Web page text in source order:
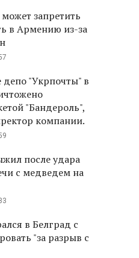
запретить
в Армению из-за
депо "Укрпочты" в
"Бандероль",
компании.
после удара
с медведем на
в Белград с
"за разрыв с